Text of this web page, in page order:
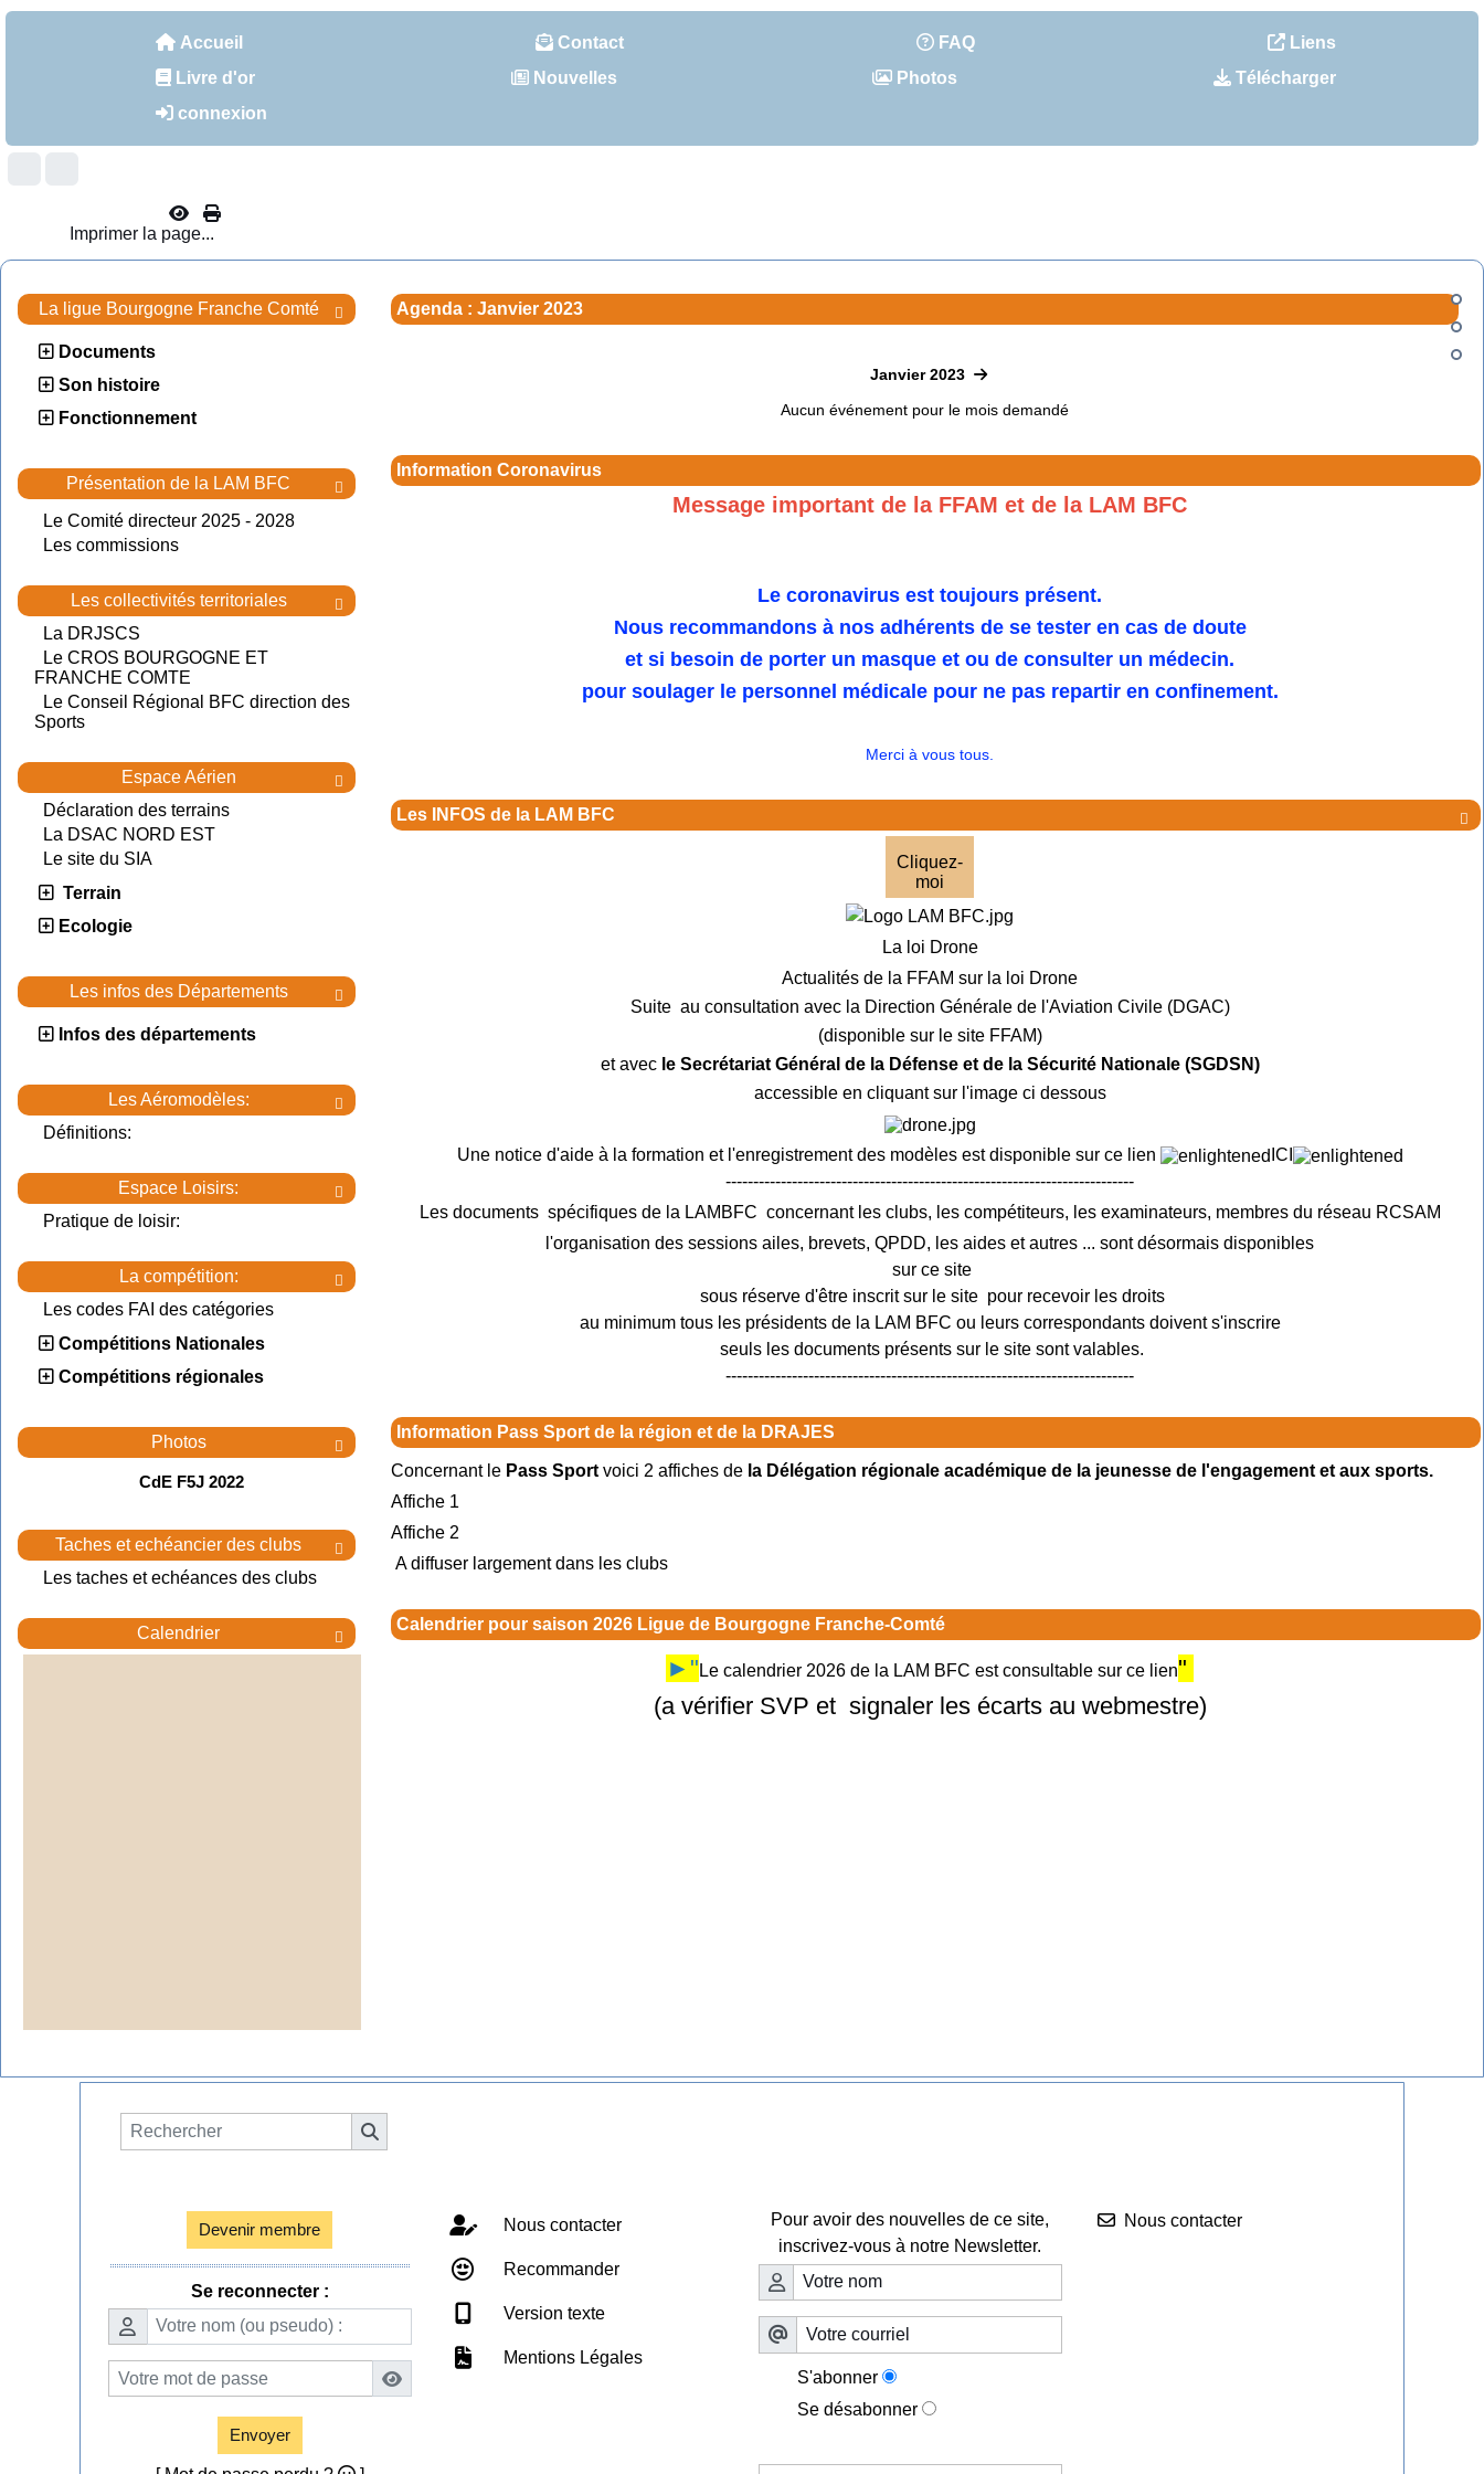
Accueil Contact FAQ
Liens
Livre d'or
Nouvelles Photos
Télécharger
connexion
Imprimer la page...

La ligue Bourgogne Franche Comté
Documents
Son histoire
Fonctionnement

Présentation de la LAM BFC
Le Comité directeur 2025 - 2028
Les commissions

Les collectivités territoriales
La DRJSCS
Le CROS BOURGOGNE ET
FRANCHE COMTE
Le Conseil Régional BFC direction des
Sports

Espace Aérien
Déclaration des terrains
La DSAC NORD EST
Le site du SIA
Terrain
Ecologie

Les infos des Départements
Infos des départements

Les Aéromodèles:
Définitions:

Espace Loisirs:
Pratique de loisir:

La compétition:
Les codes FAI des catégories
Compétitions Nationales
Compétitions régionales

Photos
CdE F5J 2022

Taches et echéancier des clubs
Les taches et echéances des clubs

Calendrier
Agenda : Janvier 2023
Janvier 2023
Aucun événement pour le mois demandé
Information Coronavirus
Message important de la FFAM et de la LAM BFC
Le coronavirus est toujours présent.
Nous recommandons à nos adhérents de se tester en cas de doute
et si besoin de porter un masque et ou de consulter un médecin.
pour soulager le personnel médicale pour ne pas repartir en confinement.
Merci à vous tous.

Les INFOS de la LAM BFC
Cliquez-
moi
La loi Drone
Actualités de la FFAM sur la loi Drone
Suite au consultation avec la Direction Générale de l'Aviation Civile (DGAC)
(disponible sur le site FFAM)
et avec le Secrétariat Général de la Défense et de la Sécurité Nationale (SGDSN)
accessible en cliquant sur l'image ci dessous
Une notice d'aide à la formation et l'enregistrement des modèles est disponible sur ce lien
ICI
--------------------------------------------------------------------------
Les documents spécifiques de la LAMBFC concernant les clubs, les compétiteurs, les examinateurs, membres du réseau RCSAM
l'organisation des sessions ailes, brevets, QPDD, les aides et autres ... sont désormais disponibles
sur ce site
sous réserve d'être inscrit sur le site pour recevoir les droits
au minimum tous les présidents de la LAM BFC ou leurs correspondants doivent s'inscrire
seuls les documents présents sur le site sont valables.
--------------------------------------------------------------------------
Information Pass Sport de la région et de la DRAJES
Concernant le Pass Sport voici 2 affiches de la Délégation régionale académique de la jeunesse de l'engagement et aux sports.
Affiche 1
Affiche 2
A diffuser largement dans les clubs
Calendrier pour saison 2026 Ligue de Bourgogne Franche-Comté
►" Le calendrier 2026 de la LAM BFC est consultable sur ce lien"
(a vérifier SVP et signaler les écarts au webmestre)
Devenir membre
Se reconnecter :
Envoyer
Nous contacter
Recommander
Version texte
Mentions Légales
Pour avoir des nouvelles de ce site,
inscrivez-vous à notre Newsletter.
S'abonner
Se désabonner
Nous contacter